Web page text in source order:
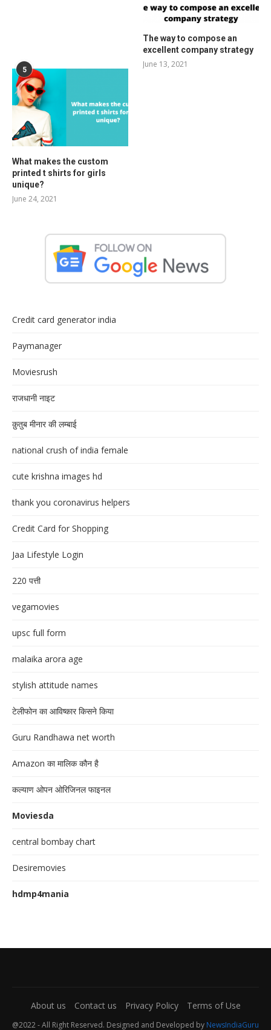
The way to compose an
excellent company strategy
June 13, 2021
5
What makes the custom
printed t shirts for girls
unique?
June 24, 2021
Credit card generator india
Paymanager
Moviesrush
राजधानी नाइट
क़ुतुब मीनार की लम्बाई
national crush of india female
cute krishna images hd
thank you coronavirus helpers
Credit Card for Shopping
Jaa Lifestyle Login
220 पत्ती
vegamovies
upsc full form
malaika arora age
stylish attitude names
टेलीफोन का आविष्कार किसने किया
Guru Randhawa net worth
Amazon का मालिक कौन है
कल्याण ओपन ओरिजिनल फाइनल
Moviesda
central bombay chart
Desiremovies
hdmp4mania
About us Contact us Privacy Policy Terms of Use
@2022 - All Right Reserved. Designed and Developed by NewsIndiaGuru